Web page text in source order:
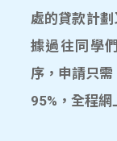
處的貸款計
據過往同學
序，申請只
95%，全程網